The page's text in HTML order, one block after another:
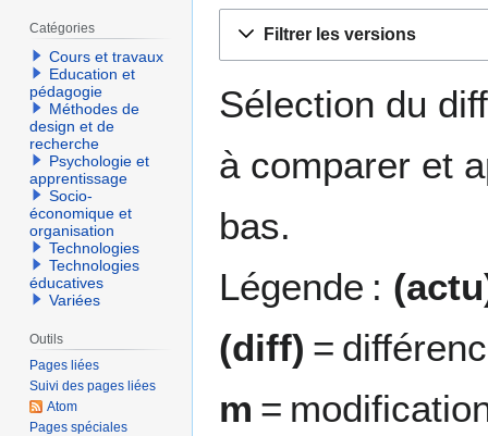
navigation
recherche
Filtrer les versions
Sélection du
à comparer et
bas.
Légende :
(diff) =
m =
Catégories
Cours et travaux
Education et
pédagogie
Méthodes de
design et de
recherche
Psychologie et
apprentissage
Socio-
économique et
organisation
Technologies
Technologies
éducatives
Variées
Outils
Pages liées
Suivi des pages liées
Atom
Pages spéciales